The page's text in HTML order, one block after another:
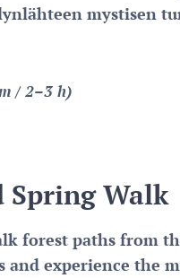
mystisen
/ 2–3 h)
Spring Walk
forest paths from
and experience the